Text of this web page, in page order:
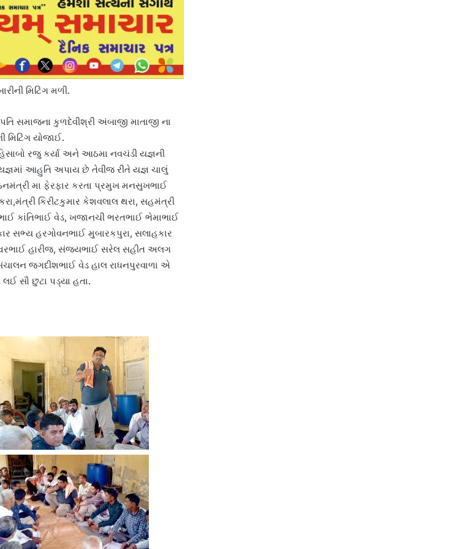
મિટિંગ મળી.
સમાજના કુળદેવીશ્રી અંબાજી માતાજી ના
મિટિંગ યોજાઈ.
રજુ કર્યા અને આઠમા નવચંડી યજ્ઞની
યજ્ઞમાં આહુતિ અપાય છે તેવીજ રીતે યજ્ઞ ચાલું
મા ફેરફાર કરતા પ્રમુખ મનસુખભાઈ
કિરીટકુમાર કેશવલાલ થરા, સહમંત્રી
કાંતિભાઈ વેડ, ખજાનચી ભરતભાઈ ભેમાભાઈ
સભ્ય હરગોવનભાઈ મુબારકપુરા, સલાહકાર
હારીજ, સંજયભાઈ સરેલ સહીત અલગ
જગદીશભાઈ વેડ હાલ રાધનપુરવાળા એ
સૌ છુટા પડ્યા હતા.